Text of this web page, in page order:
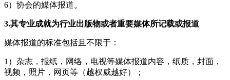
6）协会的媒体报道。
3.其专业成就为行业出版物或者重要媒体所记载或报道
媒体报道的标准包括且不限于：
1）杂志，报纸，网络，电视等媒体报道内容，纸质，封面，
视频，照片，网页等（越权威越好）；